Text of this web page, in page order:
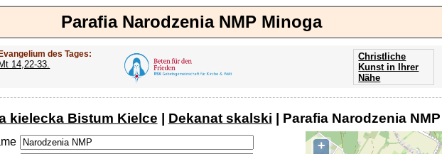
Parafia Narodzenia NMP Minoga
Evangelium des Tages:
Mt 14,22-33.
Christliche
Kunst in Ihrer
Nähe
kielecka Bistum Kielce | Dekanat skalski | Parafia Narodzenia
+